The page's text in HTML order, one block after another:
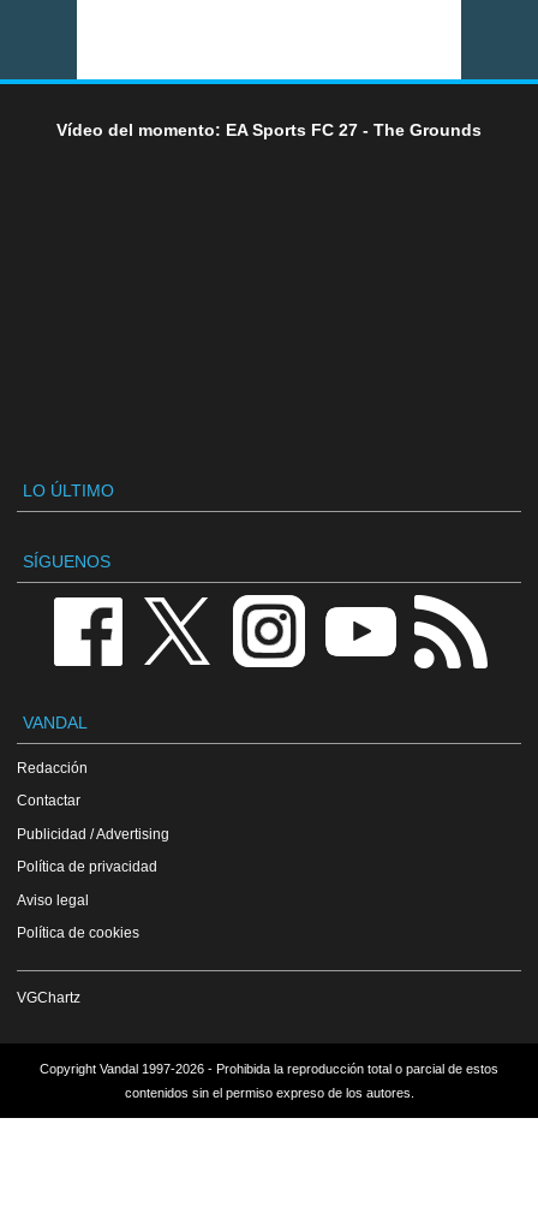
Vídeo del momento: EA Sports FC 27 - The Grounds
LO ÚLTIMO
SÍGUENOS
VANDAL
Redacción
Contactar
Publicidad / Advertising
Política de privacidad
Aviso legal
Política de cookies
VGChartz
Copyright Vandal 1997-2026 - Prohibida la reproducción total o parcial de estos
contenidos sin el permiso expreso de los autores.